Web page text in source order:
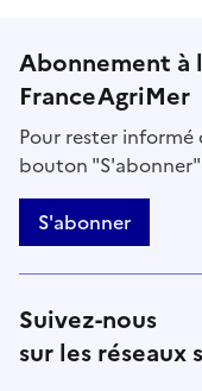
Abonnement à
FranceAgriMer
Pour rester
bouton "S'abonner"
S'abonner
Suivez-nous
sur les réseaux